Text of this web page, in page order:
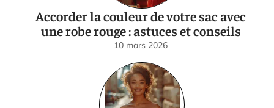
Accorder la couleur de votre sac avec
une robe rouge : astuces et conseils
10 mars 2026